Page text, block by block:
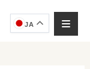
JA